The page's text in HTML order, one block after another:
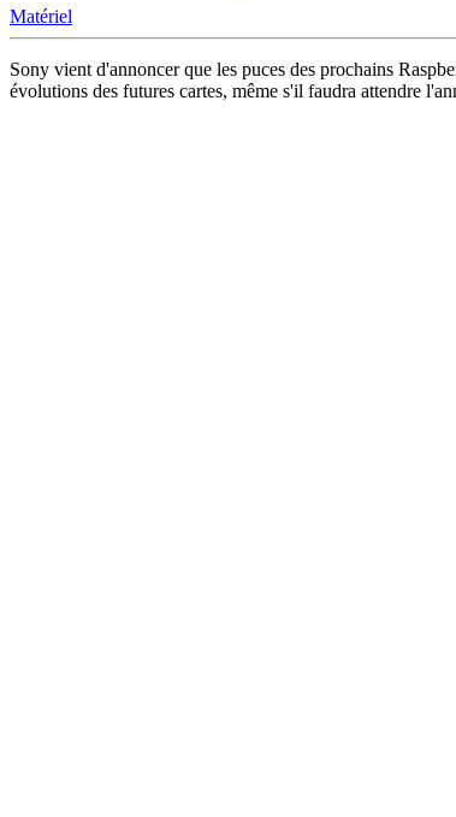
Matériel
Sony vient d'annoncer que les puces des prochains
évolutions des futures cartes, même s'il faudra attendre